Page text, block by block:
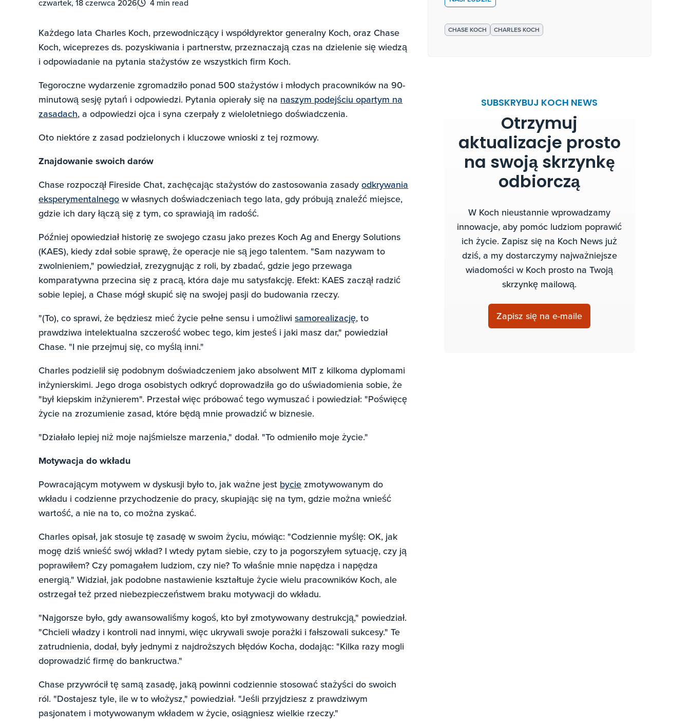
czwartek, 18 czerwca 2026 4 min read
Każdego lata Charles Koch, przewodniczący i współdyrektor generalny Koch, oraz Chase
Koch, wiceprezes ds. pozyskiwania i partnerstw, przeznaczają czas na dzielenie się wiedzą
i odpowiadanie na pytania stażystów ze wszystkich firm Koch.
Tegoroczne wydarzenie zgromadziło ponad 500 stażystów i młodych pracowników na 90-
minutową sesję pytań i odpowiedzi. Pytania opierały się na naszym podejściu opartym na
zasadach, a odpowiedzi ojca i syna czerpały z wieloletniego doświadczenia.
Oto niektóre z zasad podzielonych i kluczowe wnioski z tej rozmowy.
Znajdowanie swoich darów
Chase rozpoczął Fireside Chat, zachęcając stażystów do zastosowania zasadyodkrywania
eksperymentalnego w własnych doświadczeniach tego lata, gdy próbują znaleźć miejsce,
gdzie ich dary łączą się z tym, co sprawiają im radość.
Później opowiedział historię ze swojego czasu jako prezes Koch Ag and Energy Solutions
(KAES), kiedy zdał sobie sprawę, że operacje nie są jego talentem. "Sam nazywam to
zwolnieniem," powiedział, zrezygnując z roli, by zbadać, gdzie jego przewaga
komparatywna przecina się z pracą, która daje mu satysfakcję. Efekt: KAES zaczął radzić
sobie lepiej, a Chase mógł skupić się na swojej pasji do budowania rzeczy.
"(To), co sprawi, że będziesz mieć życie pełne sensu i umożliwisamorealizację, to
prawdziwa intelektualna szczerość wobec tego, kim jesteś i jaki masz dar," powiedział
Chase. "I nie przejmuj się, co myślą inni."
Charles podzielił się podobnym doświadczeniem jako absolwent MIT z kilkoma dyplomami
inżynierskimi. Jego droga osobistych odkryć doprowadziła go do uświadomienia sobie, że
"był kiepskim inżynierem". Przestał więc próbować tego wymuszać i powiedział: "Poświęcę
życie na zrozumienie zasad, które będą mnie prowadzić w biznesie.
"Działało lepiej niż moje najśmielsze marzenia," dodał. "To odmieniło moje życie."
Motywacja do wkładu
Powracającym motywem w dyskusji było to, jak ważne jest bycie zmotywowanym do
wkładu i codzienne przychodzenie do pracy, skupiając się na tym, gdzie można wnieść
wartość, a nie na to, co można zyskać.
Charles opisał, jak stosuje tę zasadę w swoim życiu, mówiąc: "Codziennie myślę: OK, jak
mogę dziś wnieść swój wkład? I wtedy pytam siebie, czy to ja pogorszyłem sytuację, czy ją
poprawiłem? Czy pomagałem ludziom, czy nie? To właśnie mnie napędza i napędza
energią." Widział, jak podobne nastawienie kształtuje życie wielu pracowników Koch, ale
ostrzegał też przed niebezpieczeństwem braku motywacji do wkładu.
"Najgorsze było, gdy awansowaliśmy kogoś, kto był zmotywowany destrukcją," powiedział.
"Chcieli władzy i kontroli nad innymi, więc ukrywali swoje porażki i fałszowali sukcesy." Te
zatrudnienia, dodał, były jednymi z najdroższych błędów Kocha, dodając: "Kilka razy mogli
doprowadzić firmę do bankructwa."
Chase przywrócił tę samą zasadę, jaką powinni codziennie stosować stażyści do swoich
ról. "Dostajesz tyle, ile w to włożysz," powiedział. "Jeśli przyjdziesz z prawdziwym
pasjonatem i motywowanym wkładem w życie, osiągniesz wielkie rzeczy."
CHASE KOCH CHARLES KOCH
SUBSKRYBUJ KOCH NEWS
Otrzymuj
aktualizacje prosto
na swoją skrzynkę
odbiorczą
W Koch nieustannie wprowadzamy
innowacje, aby pomóc ludziom poprawić
ich życie. Zapisz się na Koch News już
dziś, a my dostarczymy najważniejsze
wiadomości w Koch prosto na Twoją
skrzynkę mailową.
Zapisz się na e-maile